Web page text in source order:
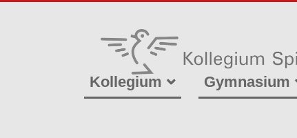
Kollegium Gymnasium